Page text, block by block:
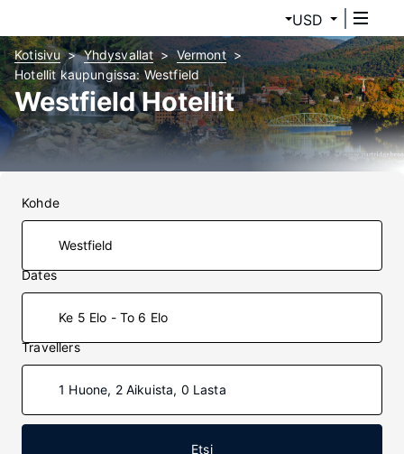
USD
Kotisivu Yhdysvallat
Vermont
Hotellit kaupungissa: Westfield
Westfield Hotellit
Kohde
Dates
Ke 5 Elo - To 6 Elo
Travellers
1 Huone, 2 Aikuista, 0 Lasta
Etsi